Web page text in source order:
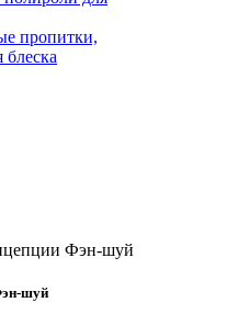
пропитки,
блеска
Фэн-шуй
шуй